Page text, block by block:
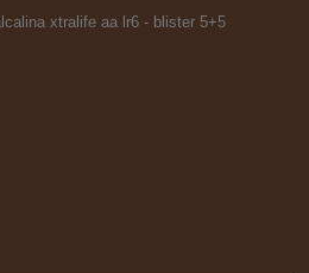
xtralife aa lr6 - blister 5+5